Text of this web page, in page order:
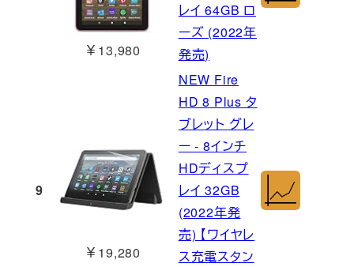
￥13,980
レイ 64GB ロ
ーズ (2022年
発売)
9
￥19,280
NEW Fire
HD 8 Plus タ
ブレット グレ
ー - 8インチ
HDディスプ
レイ 32GB
(2022年発
売) 【ワイヤレ
ス充電スタン